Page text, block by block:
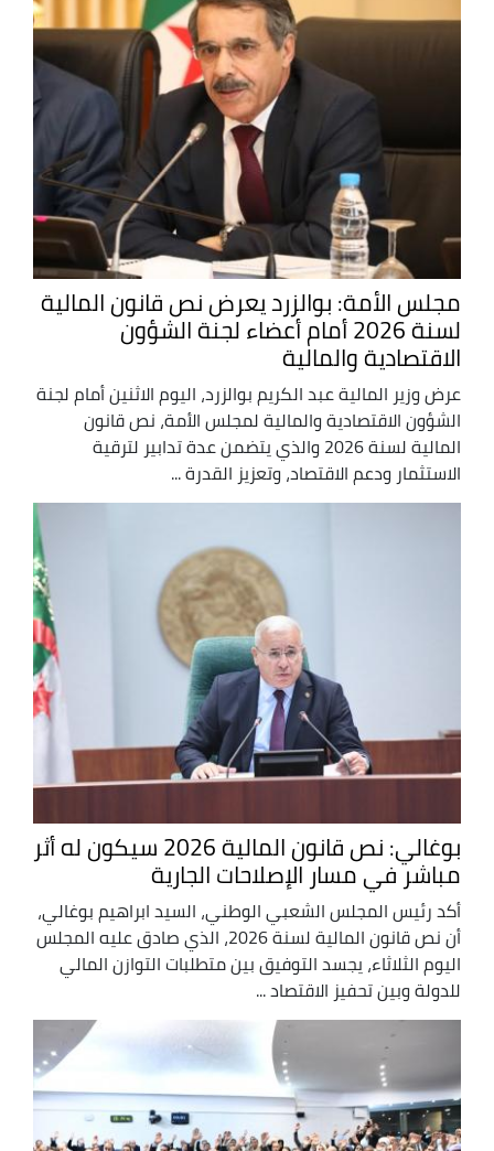
مجلس الأمة: بوالزرد يعرض نص قانون المالية
لسنة 2026 أمام أعضاء لجنة الشؤون
الاقتصادية والمالية
عرض وزير المالية عبد الكريم بوالزرد، اليوم الاثنين أمام لجنة
الشؤون الاقتصادية والمالية لمجلس الأمة، نص قانون
المالية لسنة 2026 والذي يتضمن عدة تدابير لترقية
الاستثمار ودعم الاقتصاد، وتعزيز القدرة ...
بوغالي: نص قانون المالية 2026 سيكون له أثر
مباشر في مسار الإصلاحات الجارية
أكد رئيس المجلس الشعبي الوطني، السيد ابراهيم بوغالي،
أن نص قانون المالية لسنة 2026، الذي صادق عليه المجلس
اليوم الثلاثاء، يجسد التوفيق بين متطلبات التوازن المالي
للدولة وبين تحفيز الاقتصاد ...